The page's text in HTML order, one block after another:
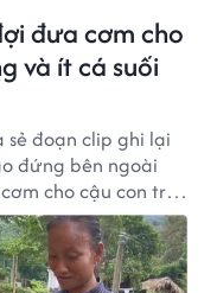
đưa cơm cho
và ít cá suối
đoạn clip ghi lại
đứng bên ngoài
cho cậu con trai,
quan tâm của cộng